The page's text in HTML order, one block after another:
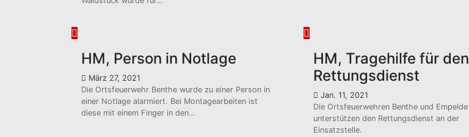
HM, Person in Notlage
März 27, 2021
Die Ortsfeuerwehr Benthe wurde zu einer Person in
einer Notlage alarmiert. Bei Montagearbeiten ist
diese mit einem Finger in den…
HM, Tragehilfe für den
Rettungsdienst
Jan. 11, 2021
Die Ortsfeuerwehren Benthe und Empelde
unterstützen den Rettungsdienst an der
Einsatzstelle.